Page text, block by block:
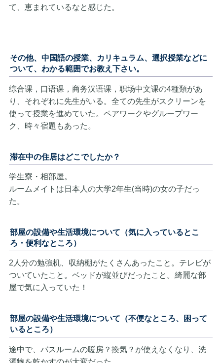
て、恵まれているなと感じた。
その他、中国語の授業、カリキュラム、選択授業などに
ついて、わかる範囲でお教え下さい。
综合课，口语课，商务汉语课，职场中文课の4種類があ
り、それぞれに先生がいる。全ての先生がスクリーンを
使って授業を進めていた。ペアワークやグループワー
ク、時々宿題もあった。
滞在中の住居はどこでしたか？
学生寮・相部屋。
ルームメイトは日本人の大学2年生(当時)の女の子だっ
た。
部屋の設備や生活環境について（気に入っているとこ
ろ・便利なところ）
2人分の勉強机、収納棚がたくさんあったこと。テレビが
ついていたこと。ベッドが縦並びだったこと。綺麗な部
屋で気に入っていた！
部屋の設備や生活環境について（不便なところ、困って
いるところ）
途中で、バスルームの暖房？換気？が使えなくなり、洗